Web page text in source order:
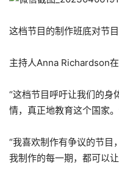
这档节目的制作班底对节
主持人Anna Richardson在
“这档节目呼吁让我们的身
情，真正地教育这个国家。
“我喜欢制作有争议的节目
我制作的每一期，都可以